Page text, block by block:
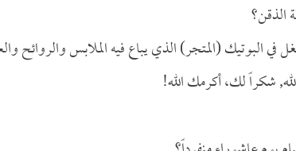
الذقن؟
البوتيك (المتجر) الذي يباع فيه الملابس والروائح
شكراً لك، أكرمك الله!